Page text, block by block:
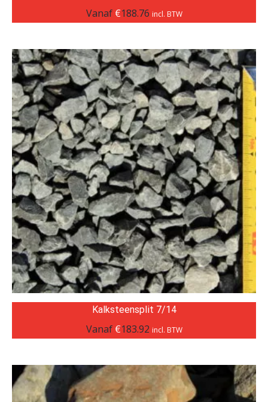
Vanaf €188.76 incl. BTW
Kalksteensplit 7/14
Vanaf €183.92 incl. BTW